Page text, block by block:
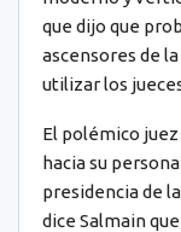
que dijo que
ascensores de
utilizar los
El polémico
hacia su
presidencia de
dice Salmain